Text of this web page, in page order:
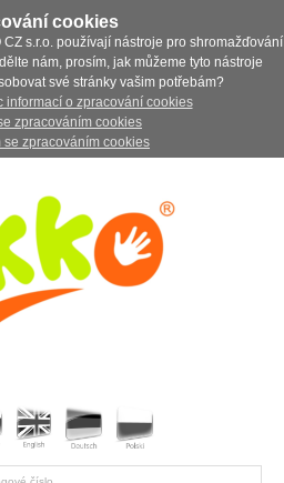
cookies
s.r.o. používají nástroje pro shromažďování
nám, prosím, jak můžeme tyto nástroje
své stránky vašim potřebám?
informací o zpracování cookies
zpracováním cookies
se zpracováním cookies